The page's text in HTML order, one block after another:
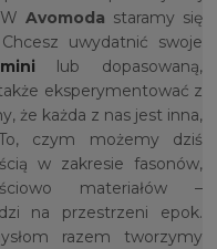
Avomoda staramy się
uwydatnić swoje
lub dopasowaną,
eksperymentować z
że każda z nas jest inna,
czym możemy dziś
w zakresie fasonów,
materiałów –
na przestrzeni epok.
razem tworzymy